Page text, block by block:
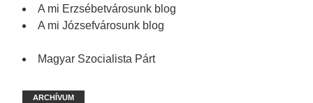
A mi Erzsébetvárosunk blog
A mi Józsefvárosunk blog
Magyar Szocialista Párt
ARCHÍVUM